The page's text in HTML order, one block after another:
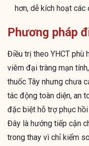
hơn, dễ kích hoạt
Phương pháp
Điều trị theo YHCT phù
viêm đại tràng mạn
thuốc Tây nhưng chưa
tác động toàn diện, an
đặc biệt hỗ trợ phục
Đây là hướng tiếp cận
trong thay vì chỉ kiểm